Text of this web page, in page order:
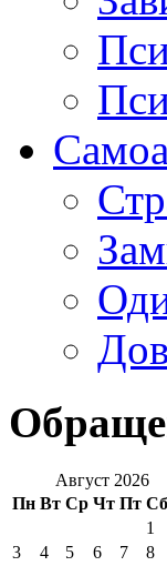
Август 2026
Пн Вт Ср Чт Пт Сб
1
3
4 5 6 7 8